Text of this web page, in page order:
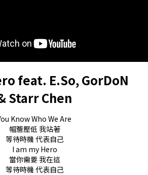
feat. E.So, GorDoN
Starr Chen
Know Who We Are
帽簷壓低 我站著
等待時機 代表自己
I am my Hero
當你需要 我在這
等待時機 代表自己